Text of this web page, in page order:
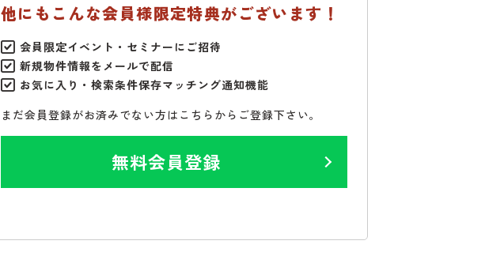
他にもこんな会員様限定特典がございます！
会員限定イベント・セミナーにご招待
新規物件情報をメールで配信
お気に入り・検索条件保存マッチング通知機能
まだ会員登録がお済みでない方はこちらからご登録下さい。
無料会員登録